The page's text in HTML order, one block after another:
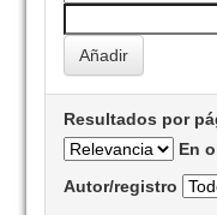
Resultados por
En
Autor/registro